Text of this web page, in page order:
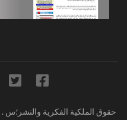
حقوق الملكية الفكرية والنشر؛س.